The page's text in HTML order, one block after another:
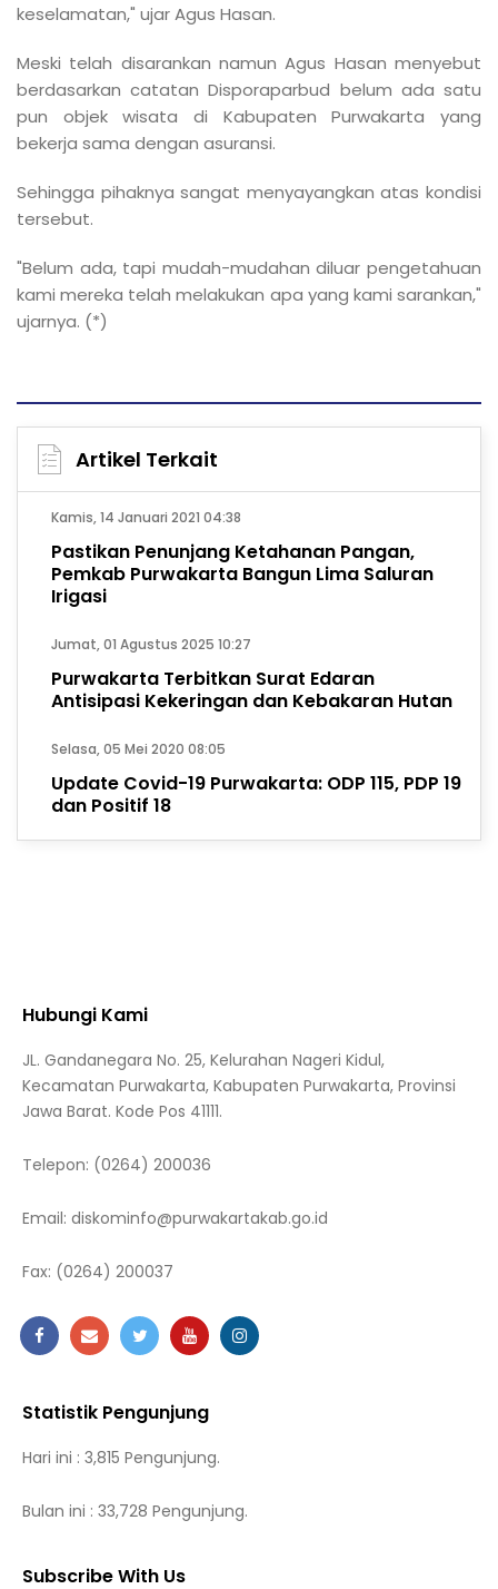
keselamatan," ujar Agus Hasan.
Meski telah disarankan namun Agus Hasan menyebut
berdasarkan catatan Disporaparbud belum ada satu
pun objek wisata di Kabupaten Purwakarta yang
bekerja sama dengan asuransi.
Sehingga pihaknya sangat menyayangkan atas kondisi
tersebut.
"Belum ada, tapi mudah-mudahan diluar pengetahuan
kami mereka telah melakukan apa yang kami sarankan,"
ujarnya. (*)
Artikel Terkait
Kamis, 14 Januari 2021 04:38
Pastikan Penunjang Ketahanan Pangan,
Pemkab Purwakarta Bangun Lima Saluran
Irigasi
Jumat, 01 Agustus 2025 10:27
Purwakarta Terbitkan Surat Edaran
Antisipasi Kekeringan dan Kebakaran Hutan
Selasa, 05 Mei 2020 08:05
Update Covid-19 Purwakarta: ODP 115, PDP 19
dan Positif 18
Hubungi Kami
JL. Gandanegara No. 25, Kelurahan Nageri Kidul,
Kecamatan Purwakarta, Kabupaten Purwakarta, Provinsi
Jawa Barat. Kode Pos 41111.
Telepon: (0264) 200036
Email: diskominfo@purwakartakab.go.id
Fax: (0264) 200037
Statistik Pengunjung
Hari ini : 3,815 Pengunjung.
Bulan ini : 33,728 Pengunjung.
Subscribe With Us